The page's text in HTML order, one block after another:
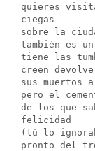
quieres
ciegas
sobre la
también es
tiene las
creen
sus muertos
pero el
de los que
felicidad
(tú lo
pronto del